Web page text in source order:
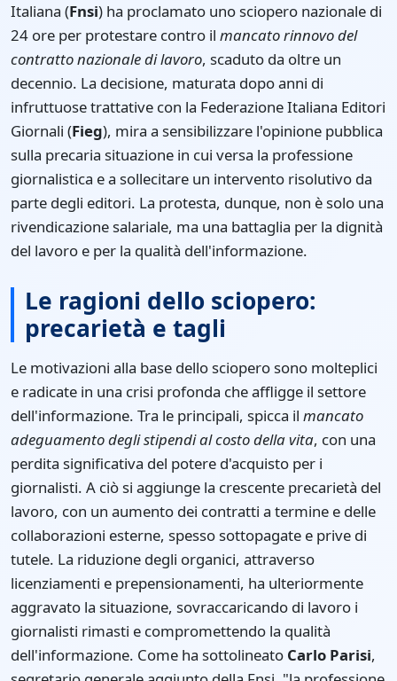
Italiana (Fnsi) ha proclamato uno sciopero nazionale di
24 ore per protestare contro il mancato rinnovo del
contratto nazionale di lavoro, scaduto da oltre un
decennio. La decisione, maturata dopo anni di
infruttuose trattative con la Federazione Italiana Editori
Giornali (Fieg), mira a sensibilizzare l'opinione pubblica
sulla precaria situazione in cui versa la professione
giornalistica e a sollecitare un intervento risolutivo da
parte degli editori. La protesta, dunque, non è solo una
rivendicazione salariale, ma una battaglia per la dignità
del lavoro e per la qualità dell'informazione.
Le ragioni dello sciopero:
precarietà e tagli
Le motivazioni alla base dello sciopero sono molteplici
e radicate in una crisi profonda che affligge il settore
dell'informazione. Tra le principali, spicca il mancato
adeguamento degli stipendi al costo della vita, con una
perdita significativa del potere d'acquisto per i
giornalisti. A ciò si aggiunge la crescente precarietà del
lavoro, con un aumento dei contratti a termine e delle
collaborazioni esterne, spesso sottopagate e prive di
tutele. La riduzione degli organici, attraverso
licenziamenti e prepensionamenti, ha ulteriormente
aggravato la situazione, sovraccaricando di lavoro i
giornalisti rimasti e compromettendo la qualità
dell'informazione. Come ha sottolineato Carlo Parisi,